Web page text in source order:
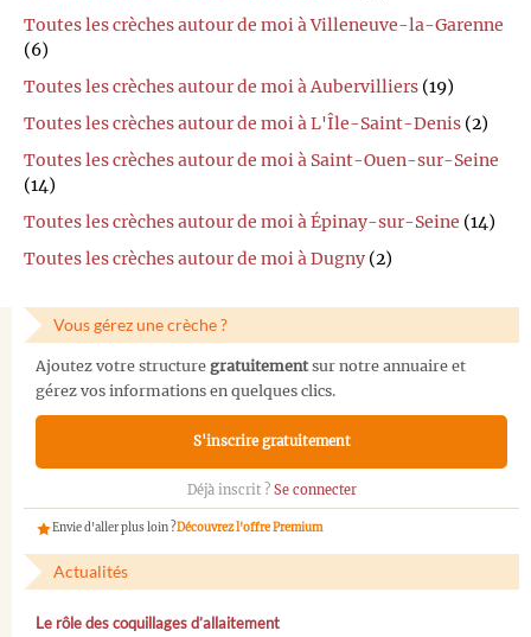
Toutes les crèches autour de moi à Villeneuve-la-Garenne
(6)
Toutes les crèches autour de moi à Aubervilliers (19)
Toutes les crèches autour de moi à L'Île-Saint-Denis (2)
Toutes les crèches autour de moi à Saint-Ouen-sur-Seine
(14)
Toutes les crèches autour de moi à Épinay-sur-Seine (14)
Toutes les crèches autour de moi à Dugny (2)
Vous gérez une crèche ?
Ajoutez votre structure gratuitementsur notre annuaire et
gérez vos informations en quelques clics.
S'inscrire gratuitement
Déjà inscrit ? Se connecter
Envie d'aller plus loin ?Découvrez l'offre Premium
Actualités
Le rôle des coquillages d’allaitement